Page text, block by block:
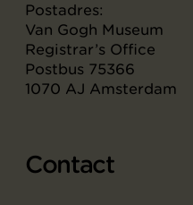
Postadres:
Van Gogh Museum
Registrar’s Office
Postbus 75366
1070 AJ Amsterdam
Contact